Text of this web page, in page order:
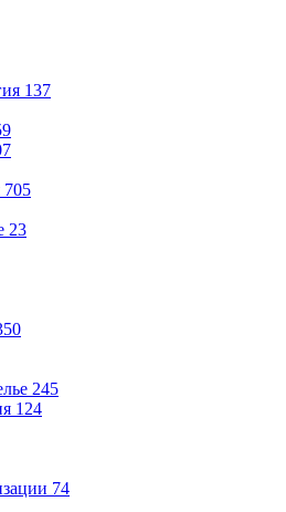
137
705
23
245
124
74